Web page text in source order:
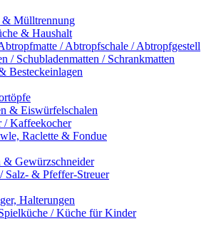
Mülltrennung
& Haushalt
/ Abtropfschale / Abtropfgestell
/ Schubladenmatten / Schrankmatten
Besteckeinlagen
& Eiswürfelschalen
/ Kaffeekocher
Raclette & Fondue
& Gewürzschneider
Salz- & Pfeffer-Streuer
Halterungen
/ Küche für Kinder